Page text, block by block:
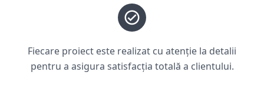
Fiecare proiect este realizat cu atenție la detalii
pentru a asigura satisfacția totală a clientului.